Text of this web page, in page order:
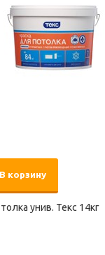
корзину
унив. Текс 14кг